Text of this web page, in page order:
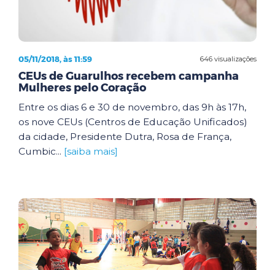
646 visualizações
05/11/2018, às 11:59
CEUs de Guarulhos recebem campanha
Mulheres pelo Coração
Entre os dias 6 e 30 de novembro, das 9h às 17h,
os nove CEUs (Centros de Educação Unificados)
da cidade, Presidente Dutra, Rosa de França,
Cumbic... [saiba mais]